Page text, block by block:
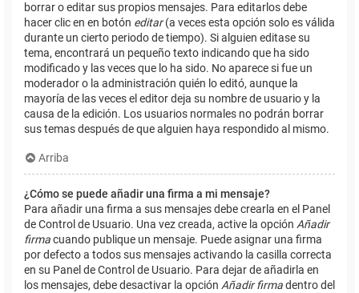
borrar o editar sus propios mensajes. Para editarlos debe
hacer clic en en botón editar(a veces esta opción solo es válida
durante un cierto periodo de tiempo). Si alguien editase su
tema, encontrará un pequeño texto indicando que ha sido
modificado y las veces que lo ha sido. No aparece si fue un
moderador o la administración quién lo editó, aunque la
mayoría de las veces el editor deja su nombre de usuario y la
causa de la edición. Los usuarios normales no podrán borrar
sus temas después de que alguien haya respondido al mismo.
Arriba
¿Cómo se puede añadir una firma a mi mensaje?
Para añadir una firma a sus mensajes debe crearla en el Panel
de Control de Usuario. Una vez creada, active la opción Añadir
firmacuando publique un mensaje. Puede asignar una firma
por defecto a todos sus mensajes activando la casilla correcta
en su Panel de Control de Usuario. Para dejar de añadirla en
los mensajes, debe desactivar la opción Añadir firmadentro del